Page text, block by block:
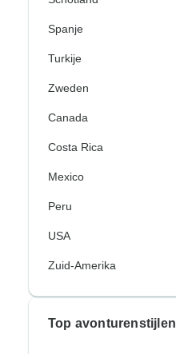
Spanje
Turkije
Zweden
Canada
Costa Rica
Mexico
Peru
USA
Zuid-Amerika
Top avonturenstijlen